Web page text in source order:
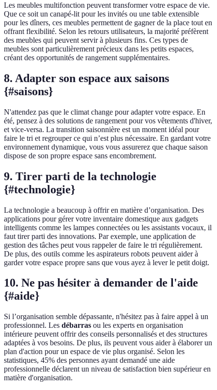
Les meubles multifonction peuvent transformer votre espace de vie.
Que ce soit un canapé-lit pour les invités ou une table extensible
pour les dîners, ces meubles permettent de gagner de la place tout en
offrant flexibilité. Selon les retours utilisateurs, la majorité préfèrent
des meubles qui peuvent servir à plusieurs fins. Ces types de
meubles sont particulièrement précieux dans les petits espaces,
créant des opportunités de rangement supplémentaires.
8. Adapter son espace aux saisons
{#saisons}
N'attendez pas que le climat change pour adapter votre espace. En
été, pensez à des solutions de rangement pour vos vêtements d'hiver,
et vice-versa. La transition saisonnière est un moment idéal pour
faire le tri et regrouper ce qui n’est plus nécessaire. En gardant votre
environnement dynamique, vous vous assurerez que chaque saison
dispose de son propre espace sans encombrement.
9. Tirer parti de la technologie
{#technologie}
La technologie a beaucoup à offrir en matière d’organisation. Des
applications pour gérer votre inventaire domestique aux gadgets
intelligents comme les lampes connectées ou les assistants vocaux, il
faut tirer parti des innovations. Par exemple, une application de
gestion des tâches peut vous rappeler de faire le tri régulièrement.
De plus, des outils comme les aspirateurs robots peuvent aider à
garder votre espace propre sans que vous ayez à lever le petit doigt.
10. Ne pas hésiter à demander de l'aide
{#aide}
Si l’organisation semble dépassante, n'hésitez pas à faire appel à un
professionnel. Les débarras ou les experts en organisation
intérieure peuvent offrir des conseils personnalisés et des structures
adaptées à vos besoins. De plus, ils peuvent vous aider à élaborer un
plan d'action pour un espace de vie plus organisé. Selon les
statistiques, 45% des personnes ayant demandé une aide
professionnelle déclarent un niveau de satisfaction bien supérieur en
matière d'organisation.